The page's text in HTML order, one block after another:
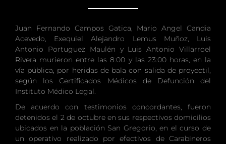
Juan Fernando Campos Gatica, Mario Angel Candia
Acevedo, Exequiel Alejandro Lemus Muñoz, Luis
Antonio Portuguez Maulén y Luis Antonio Villarroel
Rivera murieron entre las 8:00 y las 23:00 horas, en la
vía pública, por heridas de bala con salida de proyectil,
según los Certificados Médicos de Defunción del
Instituto Médico Legal.
De acuerdo con testimonios concordantes, fueron
detenidos el 2 de octubre en sus respectivos domicilios
ubicados en la población San Gregorio, en el curso de
un operativo realizado por efectivos de Carabineros